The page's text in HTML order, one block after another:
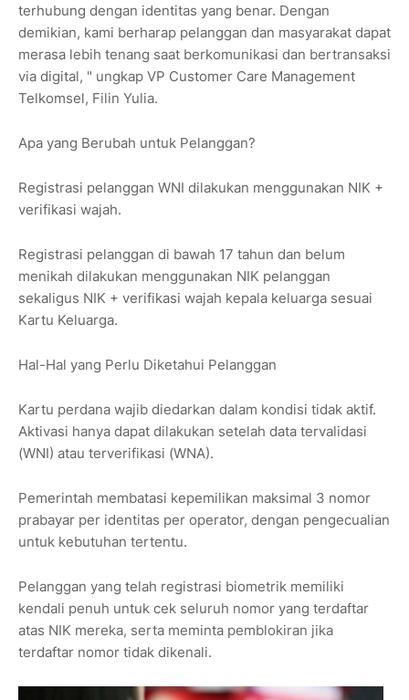
terhubung dengan identitas yang benar. Dengan
demikian, kami berharap pelanggan dan masyarakat dapat
merasa lebih tenang saat berkomunikasi dan bertransaksi
via digital, " ungkap VP Customer Care Management
Telkomsel, Filin Yulia.
Apa yang Berubah untuk Pelanggan?
Registrasi pelanggan WNI dilakukan menggunakan NIK +
verifikasi wajah.
Registrasi pelanggan di bawah 17 tahun dan belum
menikah dilakukan menggunakan NIK pelanggan
sekaligus NIK + verifikasi wajah kepala keluarga sesuai
Kartu Keluarga.
Hal-Hal yang Perlu Diketahui Pelanggan
Kartu perdana wajib diedarkan dalam kondisi tidak aktif.
Aktivasi hanya dapat dilakukan setelah data tervalidasi
(WNI) atau terverifikasi (WNA).
Pemerintah membatasi kepemilikan maksimal 3 nomor
prabayar per identitas per operator, dengan pengecualian
untuk kebutuhan tertentu.
Pelanggan yang telah registrasi biometrik memiliki
kendali penuh untuk cek seluruh nomor yang terdaftar
atas NIK mereka, serta meminta pemblokiran jika
terdaftar nomor tidak dikenali.